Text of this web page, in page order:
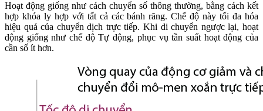
Hoạt động giống như cách chuyển số thông thường, bằng cách kết
hợp khóa ly hợp với tất cả các bánh răng. Chế độ này tối đa hóa
hiệu quả của chuyển dịch trực tiếp. Khi di chuyển ngược lại, hoạt
động giống như chế độ Tự động, phục vụ tần suất hoạt động của
cần số ít hơn.